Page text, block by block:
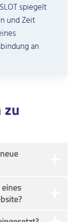
spiegelt
und Zeit
an